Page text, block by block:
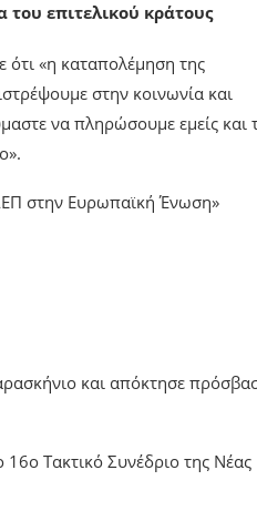
επιτελικού κράτους
«η καταπολέμηση της
στην κοινωνία και
να πληρώσουμε εμείς και
στην Ευρωπαϊκή Ένωση»
και απόκτησε
Τακτικό Συνέδριο της Νέας